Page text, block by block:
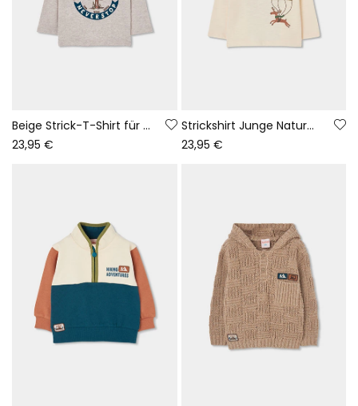
Beige Strick-T-Shirt für Jungen mit Abenteuer-Print
23,95 €
Strickshirt Junge Naturweiß mit Rentier am Fallschirm
23,95 €